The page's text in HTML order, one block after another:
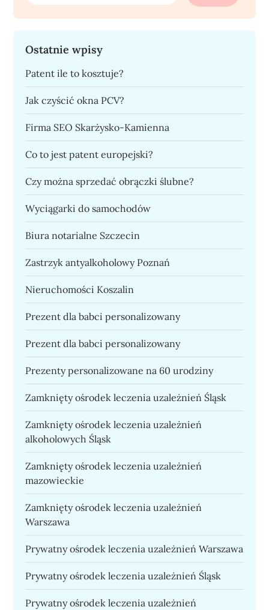
Ostatnie wpisy
Patent ile to kosztuje?
Jak czyścić okna PCV?
Firma SEO Skarżysko-Kamienna
Co to jest patent europejski?
Czy można sprzedać obrączki ślubne?
Wyciągarki do samochodów
Biura notarialne Szczecin
Zastrzyk antyalkoholowy Poznań
Nieruchomości Koszalin
Prezent dla babci personalizowany
Prezent dla babci personalizowany
Prezenty personalizowane na 60 urodziny
Zamknięty ośrodek leczenia uzależnień Śląsk
Zamknięty ośrodek leczenia uzależnień
alkoholowych Śląsk
Zamknięty ośrodek leczenia uzależnień
mazowieckie
Zamknięty ośrodek leczenia uzależnień
Warszawa
Prywatny ośrodek leczenia uzależnień Warszawa
Prywatny ośrodek leczenia uzależnień Śląsk
Prywatny ośrodek leczenia uzależnień